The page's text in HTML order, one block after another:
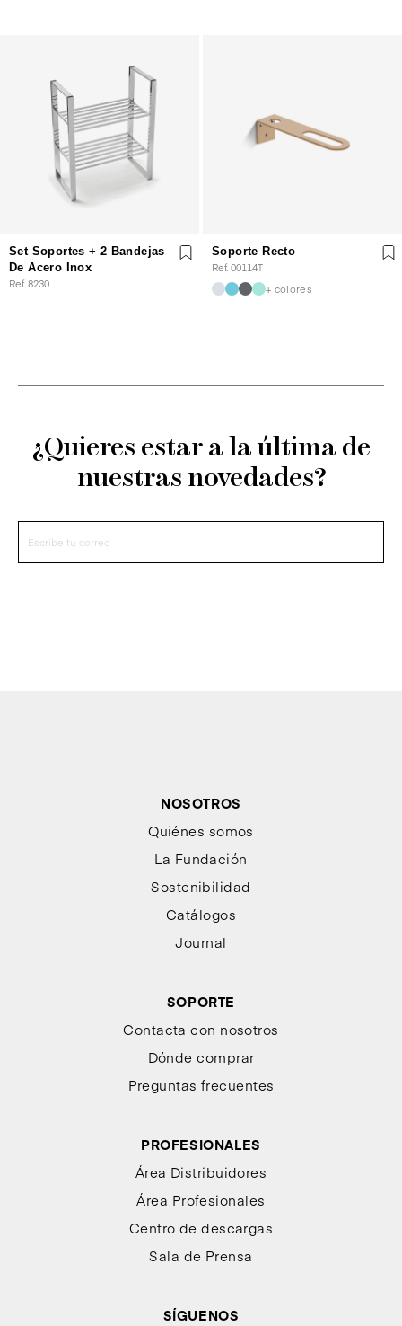
Set Soportes + 2 Bandejas
De Acero Inox
Ref. 8230
Soporte Recto
Ref. 00114T
+ colores
¿Quieres estar a la última de
nuestras novedades?
NOSOTROS
Quiénes somos
La Fundación
Sostenibilidad
Catálogos
Journal
SOPORTE
Contacta con nosotros
Dónde comprar
Preguntas frecuentes
PROFESIONALES
Área Distribuidores
Área Profesionales
Centro de descargas
Sala de Prensa
SÍGUENOS